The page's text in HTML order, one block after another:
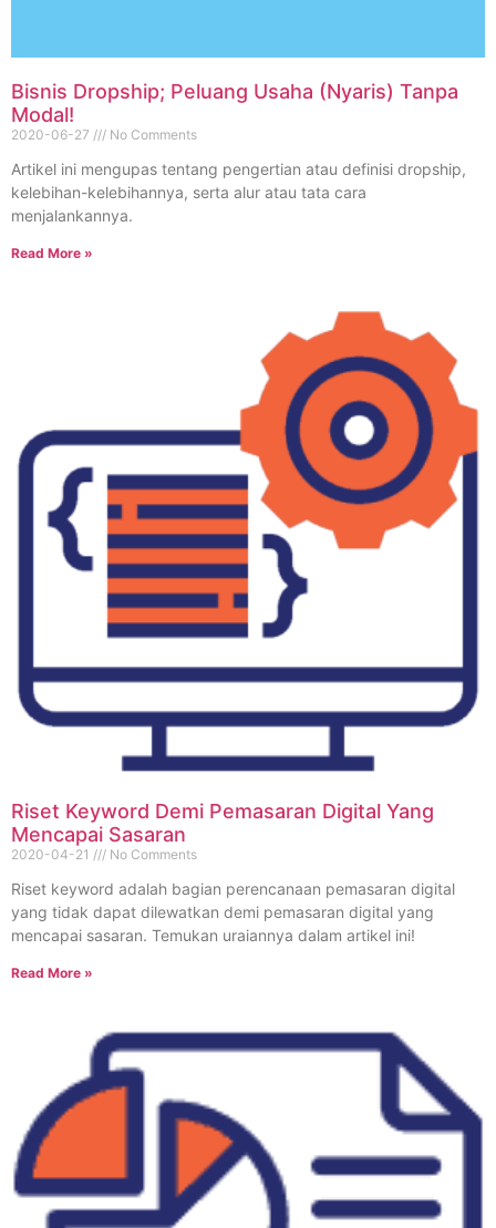
Bisnis Dropship; Peluang Usaha (Nyaris) Tanpa
Modal!
2020-06-27 No Comments
Artikel ini mengupas tentang pengertian atau definisi dropship,
kelebihan-kelebihannya, serta alur atau tata cara
menjalankannya.
Read More »
Riset Keyword Demi Pemasaran Digital Yang
Mencapai Sasaran
2020-04-21 No Comments
Riset keyword adalah bagian perencanaan pemasaran digital
yang tidak dapat dilewatkan demi pemasaran digital yang
mencapai sasaran. Temukan uraiannya dalam artikel ini!
Read More »